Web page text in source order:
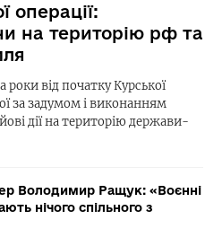
операції:
на територію рф та
від початку Курської
за задумом і виконанням
дії на територію держави-
Володимир Ращук: «Воєнні
нічого спільного з